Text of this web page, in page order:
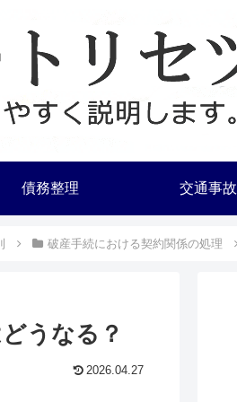
債務整理 交通事故
破産手続における契約関係の処理
うなる？
2026.04.27